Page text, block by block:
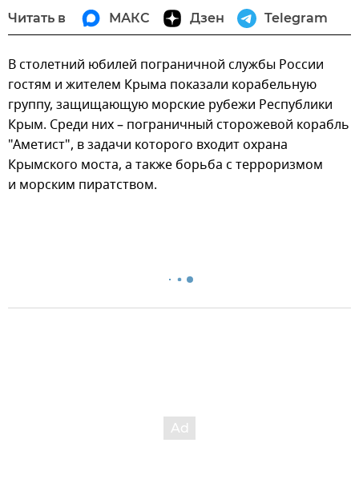
Читать в МАКС Дзен Telegram
В столетний юбилей пограничной службы России
гостям и жителем Крыма показали корабельную
группу, защищающую морские рубежи Республики
Крым. Среди них – пограничный сторожевой корабль
"Аметист", в задачи которого входит охрана
Крымского моста, а также борьба с терроризмом
и морским пиратством.